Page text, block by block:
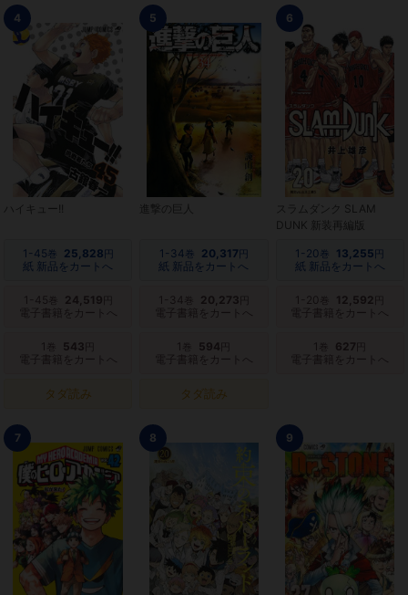
4
ハイキュー!!
1-45巻 25,828 円
紙 新品をカートへ
1-45 巻 24,519
電子書籍をカートへ
1 巻 543
電子書籍をカートへ
タダ読み
5
進撃の巨人
1-34巻 20,317 円
紙 新品をカートへ
1-34 巻 20,273
電子書籍をカートへ
1 巻 594
電子書籍をカートへ
タダ読み
6
スラムダンク SLAM
DUNK 新装再編版
1-20巻 13,255 円
紙 新品をカートへ
1-20 巻 12,592
電子書籍をカートへ
1 巻 627
電子書籍をカートへ
7 8 9